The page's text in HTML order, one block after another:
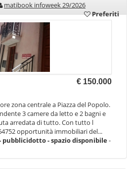
matibook infoweek 29/2026
Preferiti
€ 150.000
zona centrale a Piazza del Popolo.
3 camere da letto e 2 bagni e
arredata di tutto. Con tutto l
opportunità immobiliari del...
pubblicidotto - spazio disponibile-